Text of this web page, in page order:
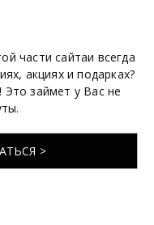
части сайтаи всегда
акциях и подарках?
Это займет у Вас не
>